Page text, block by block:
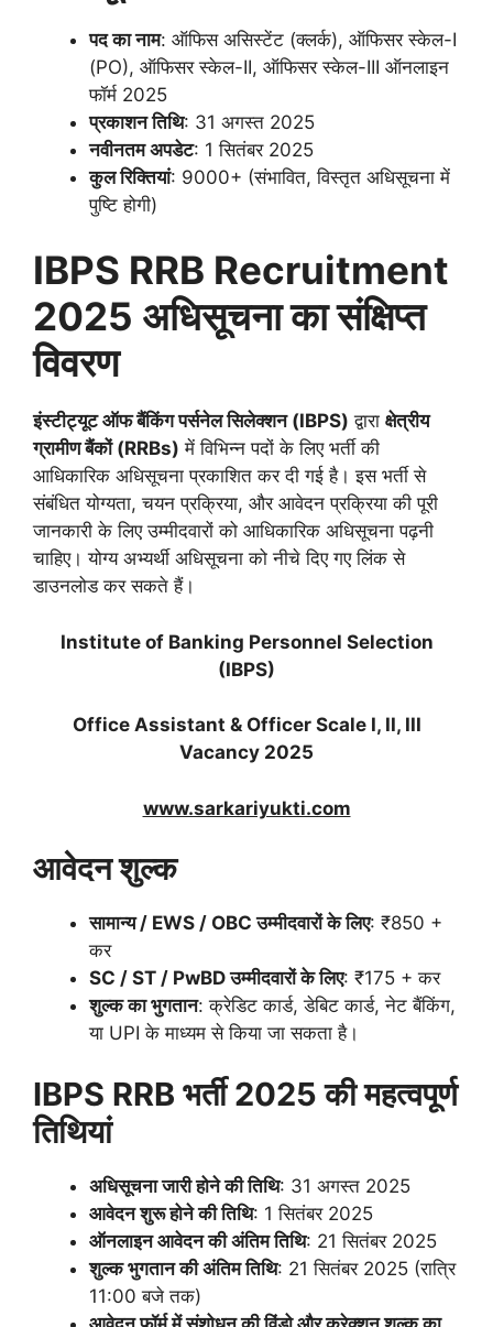
पद का नाम: ऑफिस असिस्टेंट (क्लर्क), ऑफिसर स्केल-I
(PO), ऑफिसर स्केल-II, ऑफिसर स्केल-III ऑनलाइन
फॉर्म 2025
प्रकाशन तिथि: 31 अगस्त 2025
नवीनतम अपडेट: 1 सितंबर 2025
कुल रिक्तियां: 9000+ (संभावित, विस्तृत अधिसूचना में
पुष्टि होगी)
IBPS RRB Recruitment
2025 अधिसूचना का संक्षिप्त
विवरण
इंस्टीट्यूट ऑफ बैंकिंग पर्सनेल सिलेक्शन (IBPS) द्वारा क्षेत्रीय
ग्रामीण बैंकों (RRBs) में विभिन्न पदों के लिए भर्ती की
आधिकारिक अधिसूचना प्रकाशित कर दी गई है। इस भर्ती से
संबंधित योग्यता, चयन प्रक्रिया, और आवेदन प्रक्रिया की पूरी
जानकारी के लिए उम्मीदवारों को आधिकारिक अधिसूचना पढ़नी
चाहिए। योग्य अभ्यर्थी अधिसूचना को नीचे दिए गए लिंक से
डाउनलोड कर सकते हैं।
Institute of Banking Personnel Selection
(IBPS)
Office Assistant & Officer Scale I, II, III
Vacancy 2025
www.sarkariyukti.com
आवेदन शुल्क
सामान्य / EWS / OBCउम्मीदवारों के लिए: ₹850 +
कर
SC / ST / PwBDउम्मीदवारों के लिए: ₹175 + कर
शुल्क का भुगतान: क्रेडिट कार्ड, डेबिट कार्ड, नेट बैंकिंग,
या UPI के माध्यम से किया जा सकता है।
IBPS RRB भर्ती2025की महत्वपूर्ण
तिथियां
अधिसूचना जारी होने की तिथि: 31 अगस्त 2025
आवेदन शुरू होने की तिथि: 1 सितंबर 2025
ऑनलाइन आवेदन की अंतिम तिथि: 21 सितंबर 2025
शुल्क भुगतान की अंतिम तिथि: 21 सितंबर 2025 (रात्रि
11:00 बजे तक)